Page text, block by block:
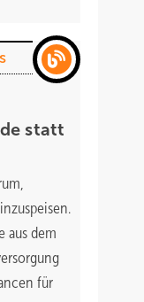
statt
aus dem
für